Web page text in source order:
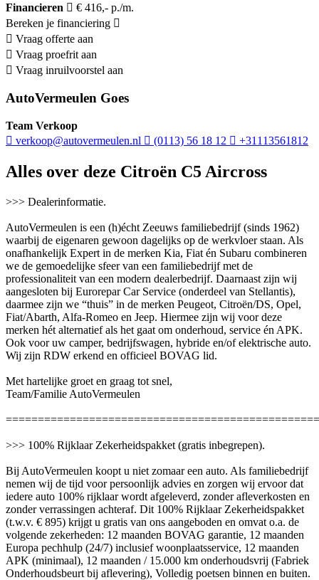
Financieren
€ 416,- p./m.
Bereken je financiering
Vraag offerte aan
Vraag proefrit aan
Vraag inruilvoorstel aan
AutoVermeulen Goes
Team Verkoop
verkoop@autovermeulen.nl
(0113) 56 18 12 +31113561812
Alles over deze Citroën C5 Aircross
>>> Dealerinformatie.
AutoVermeulen is een (h)écht Zeeuws familiebedrijf (sinds 1962)
waarbij de eigenaren gewoon dagelijks op de werkvloer staan. Als
onafhankelijk Expert in de merken Kia, Fiat én Subaru combineren
we de gemoedelijke sfeer van een familiebedrijf met de
professionaliteit van een modern dealerbedrijf. Daarnaast zijn wij
aangesloten bij Eurorepar Car Service (onderdeel van Stellantis),
daarmee zijn we “thuis” in de merken Peugeot, Citroën/DS, Opel,
Fiat/Abarth, Alfa-Romeo en Jeep. Hiermee zijn wij voor deze
merken hét alternatief als het gaat om onderhoud, service én APK.
Ook voor uw camper, bedrijfswagen, hybride en/of elektrische auto.
Wij zijn RDW erkend en officieel BOVAG lid.
Met hartelijke groet en graag tot snel,
Team/Familie AutoVermeulen
>>> 100% Rijklaar Zekerheidspakket (gratis inbegrepen).
Bij AutoVermeulen koopt u niet zomaar een auto. Als familiebedrijf
nemen wij de tijd voor persoonlijk advies en zorgen wij ervoor dat
iedere auto 100% rijklaar wordt afgeleverd, zonder afleverkosten en
zonder verrassingen achteraf. Dit 100% Rijklaar Zekerheidspakket
(t.w.v. € 895) krijgt u gratis van ons aangeboden en omvat o.a. de
volgende zekerheden: 12 maanden BOVAG garantie, 12 maanden
Europa pechhulp (24/7) inclusief woonplaatsservice, 12 maanden
APK (minimaal), 12 maanden / 15.000 km onderhoudsvrij (Fabriek
Onderhoudsbeurt bij aflevering), Volledig poetsen binnen en buiten.